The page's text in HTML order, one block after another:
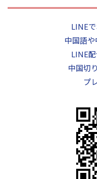
LINE
中国語
LINE配
中国切
プ